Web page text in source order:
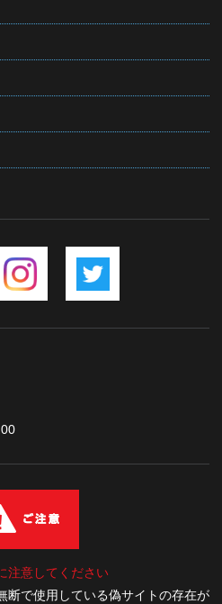
注意してください
断で使用している偽サイトの存在が